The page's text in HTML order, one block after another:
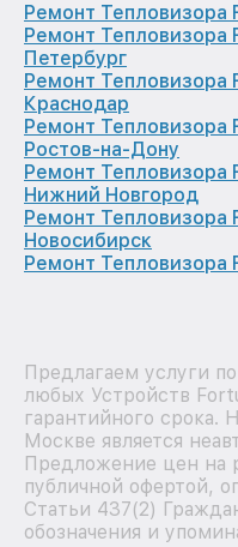
Ремонт Тепловизора
Ремонт Тепловизора
Петербург
Ремонт Тепловизора
Краснодар
Ремонт Тепловизора
Ростов-на-Дону
Ремонт Тепловизора
Нижний Новгород
Ремонт Тепловизора
Новосибирск
Ремонт Тепловизора
Предлагаем услуги
любых Устройств
гарантийного
Москве является
Предложение цен на
публичной офертой,
Статьи 437(2)
обозначения и